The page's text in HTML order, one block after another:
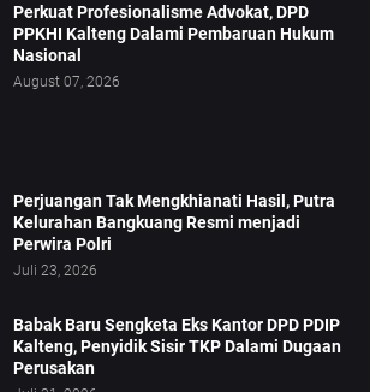
Perkuat Profesionalisme Advokat, DPD
PPKHI Kalteng Dalami Pembaruan Hukum
Nasional
August 07, 2026
Perjuangan Tak Mengkhianati Hasil, Putra
Kelurahan Bangkuang Resmi menjadi
Perwira Polri
Juli 23, 2026
Babak Baru Sengketa Eks Kantor DPD PDIP
Kalteng, Penyidik Sisir TKP Dalami Dugaan
Perusakan